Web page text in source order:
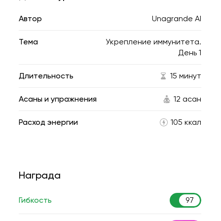
Автор Unagrande AI
Тема
Укрепление иммунитета.
День 1
Длительность 15 минут
Асаны и упражнения 12 асан
Расход энергии 105 ккал
Награда
Гибкость 97